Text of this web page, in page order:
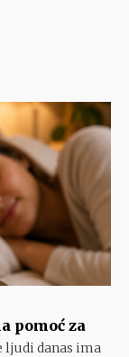
pomoć za
ljudi danas ima